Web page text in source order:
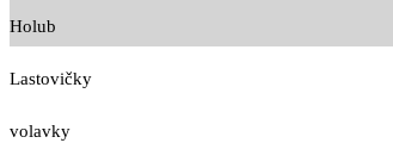
Holub
Lastovičky
volavky